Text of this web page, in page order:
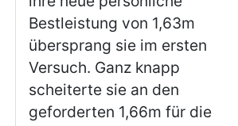
Bestleistung von 1,63m
übersprang sie im ersten
Versuch. Ganz knapp
scheiterte sie an den
geforderten 1,66m für die